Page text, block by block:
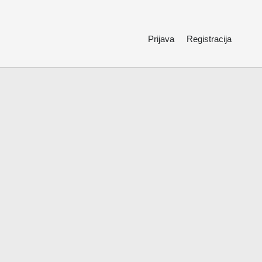
Prijava Registracija